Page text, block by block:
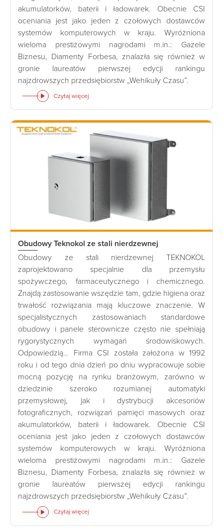
akumulatorków, baterii i ładowarek. Obecnie CSI
oceniania jest jako jeden z czołowych dostawców
systemów komputerowych w kraju. Wyróżniona
wieloma prestiżowymi nagrodami m.in.: Gazele
Biznesu, Diamenty Forbesa, znalazła się również w
gronie laureatów pierwszej edycji rankingu
najzdrowszych przedsiębiorstw „Wehikuły Czasu”.
Czytaj więcej
Obudowy Teknokol ze stali nierdzewnej
Obudowy ze stali nierdzewnej TEKNOKOL
zaprojektowano specjalnie dla przemysłu
spożywczego, farmaceutycznego i chemicznego.
Znajdą zastosowanie wszędzie tam, gdzie higiena oraz
trwałość rozwiązania mają kluczowe znaczenie. W
specjalistycznych zastosowaniach standardowe
obudowy i panele sterownicze często nie spełniają
rygorystycznych wymagań środowiskowych.
Odpowiedzią… Firma CSI została założona w 1992
roku i od tego dnia dzień po dniu wypracowuje sobie
mocną pozycję na rynku branżowym, zarówno w
dziedzinie szeroko rozumianej automatyki
przemysłowej, jak i dystrybucji akcesoriów
fotograficznych, rozwiązań pamięci masowych oraz
akumulatorków, baterii i ładowarek. Obecnie CSI
oceniania jest jako jeden z czołowych dostawców
systemów komputerowych w kraju. Wyróżniona
wieloma prestiżowymi nagrodami m.in.: Gazele
Biznesu, Diamenty Forbesa, znalazła się również w
gronie laureatów pierwszej edycji rankingu
najzdrowszych przedsiębiorstw „Wehikuły Czasu”.
Czytaj więcej